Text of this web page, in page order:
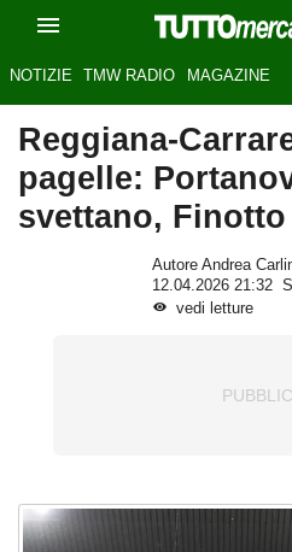
NOTIZIE TMW RADIO MAGAZINE
Reggiana-
pagelle:
svettano,
Autore Andrea
12.04.2026 21:32
vedi letture